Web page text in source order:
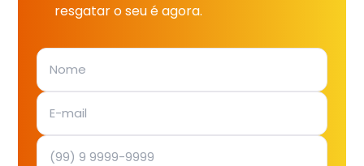
resgatar o seu é agora.